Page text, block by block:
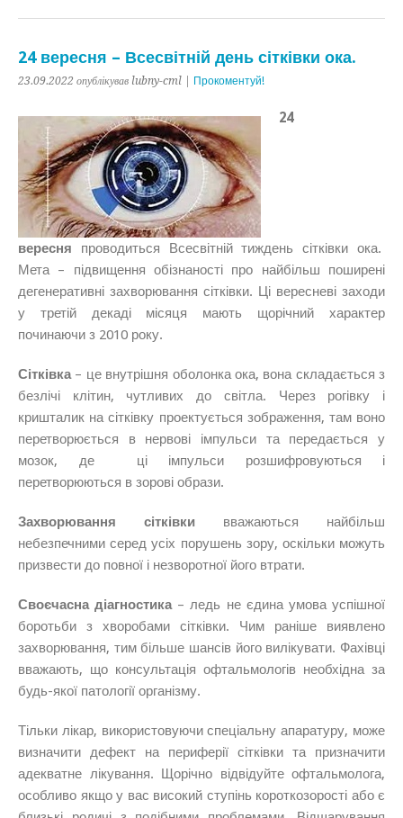
24 вересня – Всесвітній день сітківки ока.
23.09.2022 опублікував lubny-cml | Прокоментуй!
24
вересня проводиться
Всесвітній тиждень сітківки ока.
Мета – підвищення обізнаності про найбільш поширені
дегенеративні захворювання сітківки. Ці вересневі заходи
у третій декаді місяця мають щорічний характер
починаючи з 2010 року.
Сітківка – це внутрішня оболонка ока, вона складається з
безлічі клітин, чутливих до світла. Через рогівку і
кришталик на сітківку проектується зображення, там воно
перетворюється в нервові імпульси та передається у
мозок, де ці імпульси розшифровуються і
перетворюються в зорові образи.
Захворювання сітківки вважаються найбільш
небезпечними серед усіх порушень зору, оскільки можуть
призвести до повної і незворотної його втрати.
Своєчасна діагностика – ледь не єдина умова успішної
боротьби з хворобами сітківки. Чим раніше виявлено
захворювання, тим більше шансів його вилікувати. Фахівці
вважають, що консультація офтальмологів необхідна за
будь-якої патології організму.
Тільки лікар, використовуючи спеціальну апаратуру, може
визначити дефект на периферії сітківки та призначити
адекватне лікування. Щорічно відвідуйте офтальмолога,
особливо якщо у вас високий ступінь короткозорості або є